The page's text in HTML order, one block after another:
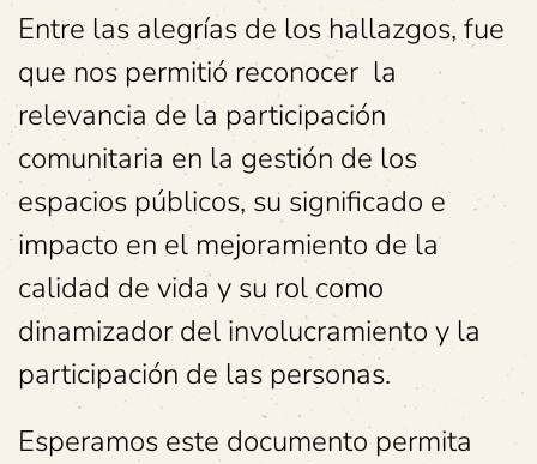
Entre las alegrías de los hallazgos, fue
que nos permitió reconocer la
relevancia de la participación
comunitaria en la gestión de los
espacios públicos, su significado e
impacto en el mejoramiento de la
calidad de vida y su rol como
dinamizador del involucramiento y la
participación de las personas.
Esperamos este documento permita